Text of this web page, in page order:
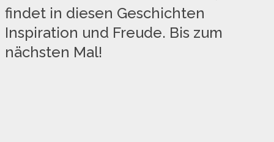
findet in diesen Geschichten
Inspiration und Freude. Bis zum
nächsten Mal!